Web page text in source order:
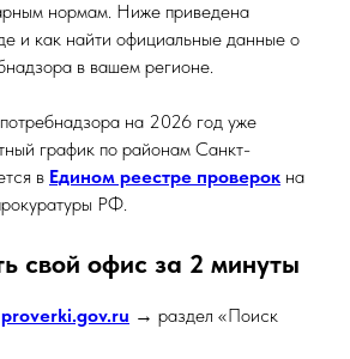
нормам. Ниже приведена
и как найти официальные данные о
в вашем регионе.
на 2026 год уже
график по районам Санкт-
в Едином реестре проверок на
РФ.
свой офис за 2 минуты
proverki.gov.ru → раздел «Поиск